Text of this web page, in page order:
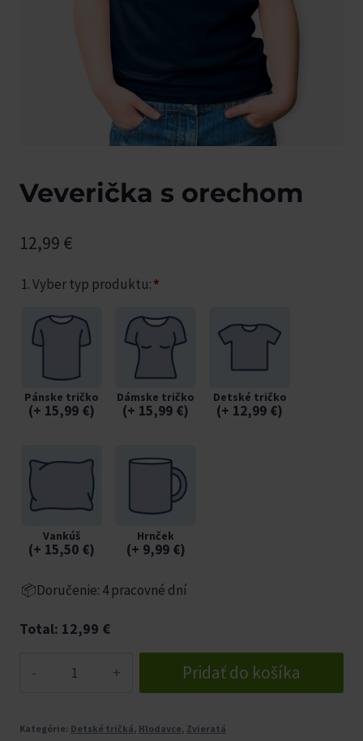
Veverička s orechom
12,99 €
1. Vyber typ produktu:*
Pánske tričko
(+ 15,99 €)
Dámske tričko
(+ 15,99 €)
Detské tričko
(+ 12,99 €)
Vankúš
(+ 15,50 €)
Hrnček
(+ 9,99 €)
📦Doručenie: 4 pracovné dní
Total: 12,99 €
množstvo
orechom
Pridať do košíka
Kategórie: Detské tričká, Hlodavce, Zvieratá